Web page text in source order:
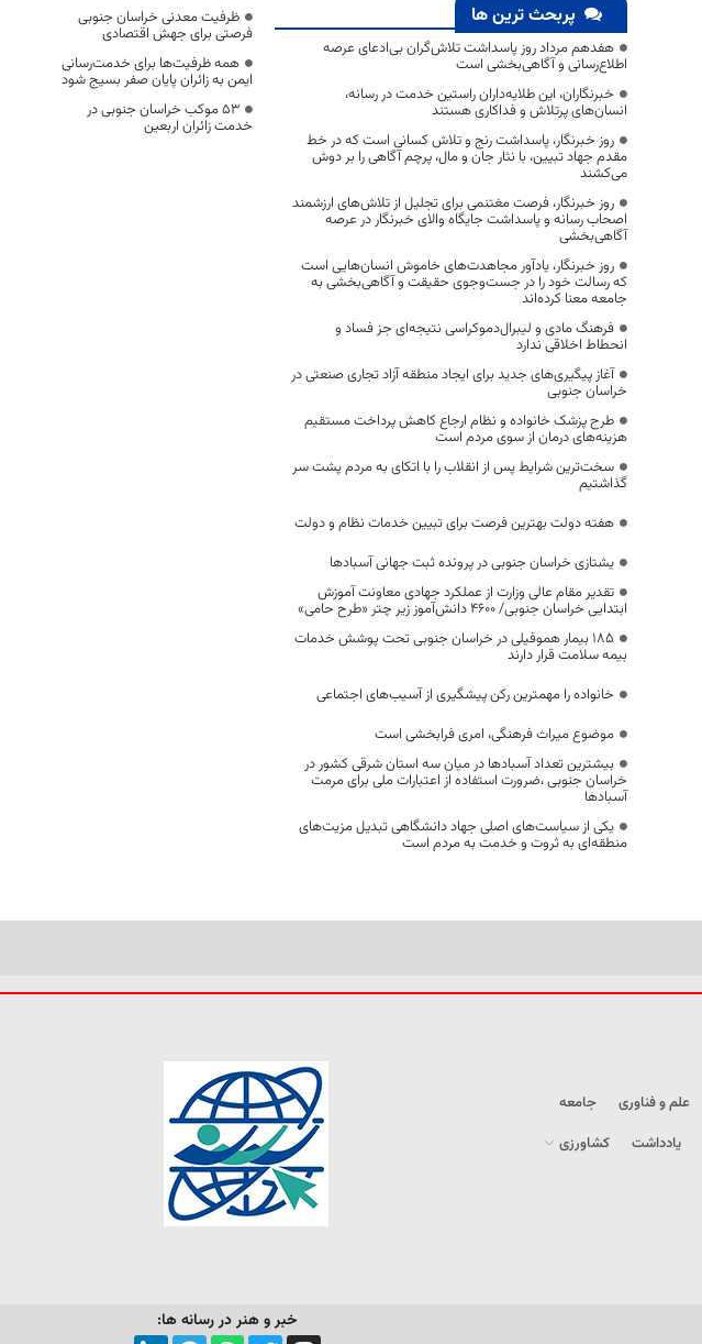
پربحث ترین ها
هفدهم مرداد روز پاسداشت تلاش‌گران بی‌ادعای عرصه
اطلاع‌رسانی و آگاهی‌بخشی است
خبرنگاران، این طلایه‌داران راستین خدمت در رسانه،
انسان‌های پرتلاش و فداکاری هستند
روز خبرنگار، پاسداشت رنج و تلاش کسانی است که در خط
مقدم جهاد تبیین، با نثار جان و مال، پرچم آگاهی را بر دوش
می‌کشند
روز خبرنگار، فرصت مغتنمی برای تجلیل از تلاش‌های ارزشمند
اصحاب رسانه و پاسداشت جایگاه والای خبرنگار در عرصه
آگاهی‌بخشی
روز خبرنگار، یادآور مجاهدت‌های خاموش انسان‌هایی است
که رسالت خود را در جست‌وجوی حقیقت و آگاهی‌بخشی به
جامعه معنا کرده‌اند
فرهنگ مادی و لیبرال‌دموکراسی نتیجه‌ای جز فساد و
انحطاط اخلاقی ندارد
آغاز پیگیری‌های جدید برای ایجاد منطقه آزاد تجاری صنعتی در
خراسان جنوبی
طرح پزشک خانواده و نظام ارجاع کاهش پرداخت مستقیم
هزینه‌های درمان از سوی مردم است
سخت‌ترین شرایط پس از انقلاب را با اتکای به مردم پشت سر
گذاشتیم
هفته دولت بهترین فرصت برای تبیین خدمات نظام و دولت
یشتازی خراسان جنوبی در پرونده ثبت جهانی آسبادها
تقدیر مقام عالی وزارت از عملکرد جهادی معاونت آموزش
ابتدایی خراسان جنوبی/ ۴۶۰۰ دانش‌آموز زیر چتر «طرح حامی»
۱۸۵ بیمار هموفیلی در خراسان جنوبی تحت پوشش خدمات
بیمه سلامت قرار دارند
خانواده را مهمترین رکن پیشگیری از آسیب‌های اجتماعی
موضوع میراث فرهنگی، امری فرابخشی است
بیشترین تعداد آسبادها در میان سه استان شرقی کشور در
خراسان جنوبی ،ضرورت استفاده از اعتبارات ملی برای مرمت
آسبادها
یکی از سیاست‌های اصلی جهاد دانشگاهی تبدیل مزیت‌های
منطقه‌ای به ثروت و خدمت به مردم است
ظرفیت معدنی خراسان جنوبی
فرصتی برای جهش اقتصادی
همه ظرفیت‌ها برای خدمت‌رسانی
ایمن به زائران پایان صفر بسیج شود
53 موکب خراسان جنوبی در
خدمت زائران اربعین
علم و فناوری
جامعه
یادداشت
کشاورزی
خبر و هنر در رسانه ها: